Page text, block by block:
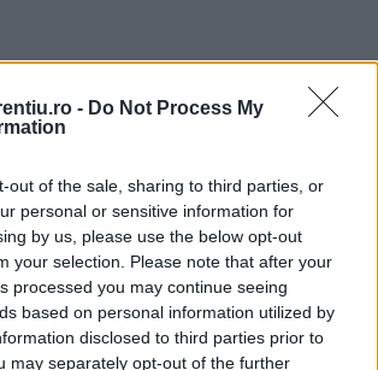
- Do Not Process My
out of the sale, sharing to third parties, or
personal or sensitive information for
by us, please use the below opt-out
your selection. Please note that after your
processed you may continue seeing
based on personal information utilized by
disclosed to third parties prior to
may separately opt-out of the further
în oală și dafinul și 1 am adăugat 1
sare. Am ridicat focul la mediu și am